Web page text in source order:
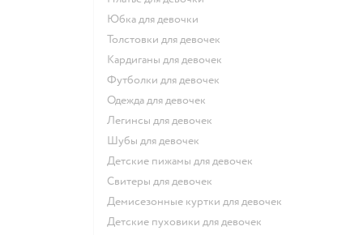
Юбка для девочки
Толстовки для девочек
Кардиганы для девочек
Футболки для девочек
Одежда для девочек
Легинсы для девочек
Шубы для девочек
Детские пижамы для девочек
Свитеры для девочек
Демисезонные куртки для девочек
Детские пуховики для девочек